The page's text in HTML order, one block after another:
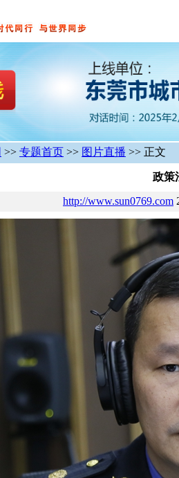
>> 专题首页 >> 图片直播 >> 正文
政策
http://www.sun0769.com